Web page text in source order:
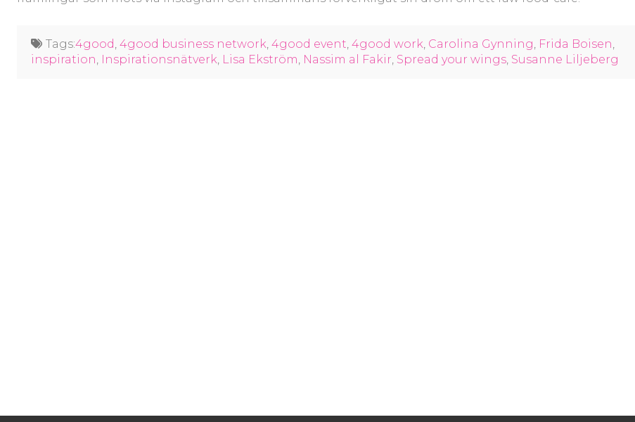
Tags:4good, 4good business network, 4good event, 4good work, Carolina Gynning, Frida Boisen,
inspiration, Inspirationsnätverk, Lisa Ekström, Nassim al Fakir, Spread your wings, Susanne Liljeberg